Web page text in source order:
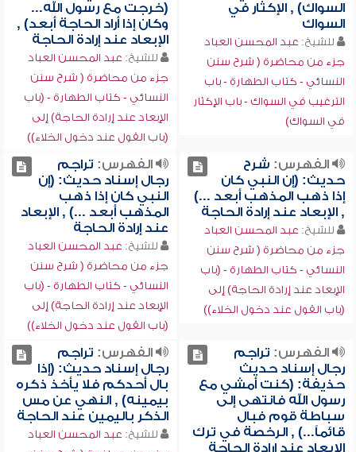
السواك) , الإكثار في
السواك
للشيخ: عبد المحسن العباد
جزء من محاضرة ( شرح سنن
النسائي - كتاب الطهارة - باب
الترغيب في السواك - باب الإكثار
في السواك)
(خرجت مع رسول الله...
وكان إذا أراد الحاجة أبعد) ,
الإبعاد عند إرادة الحاجة
للشيخ: عبد المحسن العباد
جزء من محاضرة ( شرح سنن
النسائي - كتاب الطهارة - (باب
الإبعاد عند إرادة الحاجة) إلى
(باب القول عند دخول الخلاء))
الفهرس: شرح
حديث: (إن النبي كان
إذا ذهب المذهب أبعد ...)
, الإبعاد عند إرادة الحاجة
للشيخ: عبد المحسن العباد
جزء من محاضرة ( شرح سنن
النسائي - كتاب الطهارة - (باب
الإبعاد عند إرادة الحاجة) إلى
(باب القول عند دخول الخلاء))
الفهرس: تراجم
رجال إسناد حديث: (إن
النبي كان إذا ذهب
المذهب أبعد ...) , الإبعاد
عند إرادة الحاجة
للشيخ: عبد المحسن العباد
جزء من محاضرة ( شرح سنن
النسائي - كتاب الطهارة - (باب
الإبعاد عند إرادة الحاجة) إلى
(باب القول عند دخول الخلاء))
الفهرس: تراجم
رجال إسناد حديث
حذيفة: (كنت أمشي مع
رسول الله فانتهى إلى
سباطة قوم فبال
قائماً...) , الرخصة في ترك
الإبعاد عند إرادة الحاجة
الفهرس: تراجم
رجال إسناد حديث: (إذا
بال أحدكم فلا يأخذ ذكره
بيمينه) , النهي عن مس
الذكر باليمين عند الحاجة
للشيخ: عبد المحسن العباد